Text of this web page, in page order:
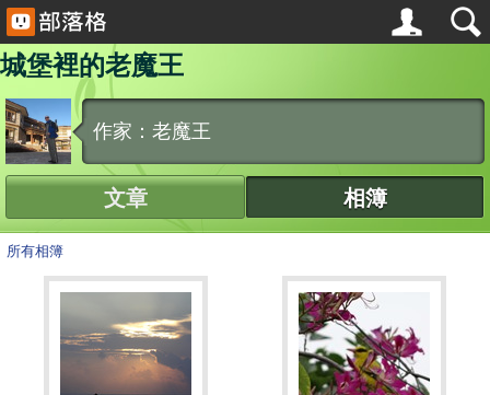
城堡裡的老魔王
作家：老魔王
文章 相簿
所有相簿